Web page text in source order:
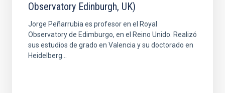
Observatory Edinburgh, UK)
Jorge Peñarrubia es profesor en el Royal
Observatory de Edimburgo, en el Reino Unido. Realizó
sus estudios de grado en Valencia y su doctorado en
Heidelberg...